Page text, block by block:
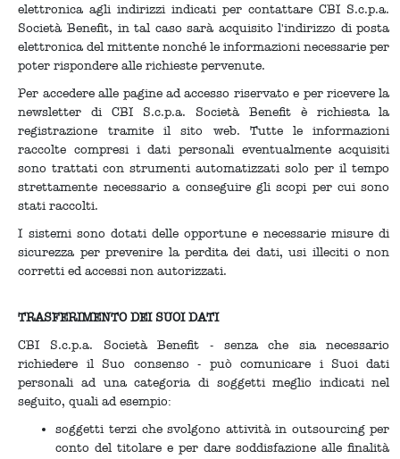
elettronica agli indirizzi indicati per contattare CBI S.c.p.a.
Società Benefit, in tal caso sarà acquisito l'indirizzo di posta
elettronica del mittente nonché le informazioni necessarie per
poter rispondere alle richieste pervenute.
Per accedere alle pagine ad accesso riservato e per ricevere la
newsletter di CBI S.c.p.a. Società Benefit è richiesta la
registrazione tramite il sito web. Tutte le informazioni
raccolte compresi i dati personali eventualmente acquisiti
sono trattati con strumenti automatizzati solo per il tempo
strettamente necessario a conseguire gli scopi per cui sono
stati raccolti.
I sistemi sono dotati delle opportune e necessarie misure di
sicurezza per prevenire la perdita dei dati, usi illeciti o non
corretti ed accessi non autorizzati.
TRASFERIMENTO DEI SUOI DATI
CBI S.c.p.a. Società Benefit - senza che sia necessario
richiedere il Suo consenso - può comunicare i Suoi dati
personali ad una categoria di soggetti meglio indicati nel
seguito, quali ad esempio:
soggetti terzi che svolgono attività in outsourcing per
conto del titolare e per dare soddisfazione alle finalità